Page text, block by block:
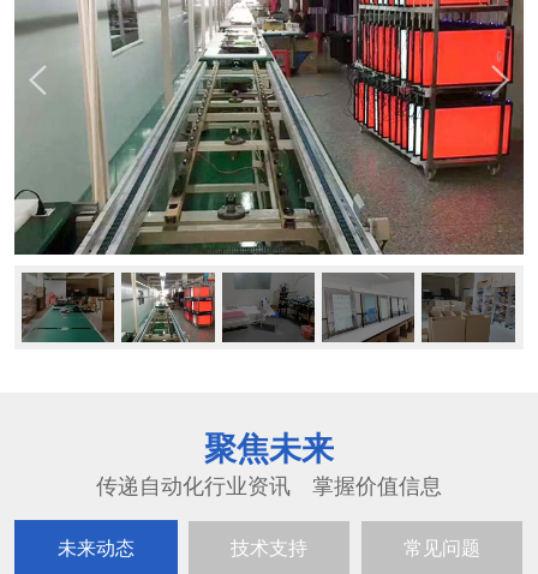
聚焦未来
传递自动化行业资讯 掌握价值信息
未来动态 技术支持 常见问题